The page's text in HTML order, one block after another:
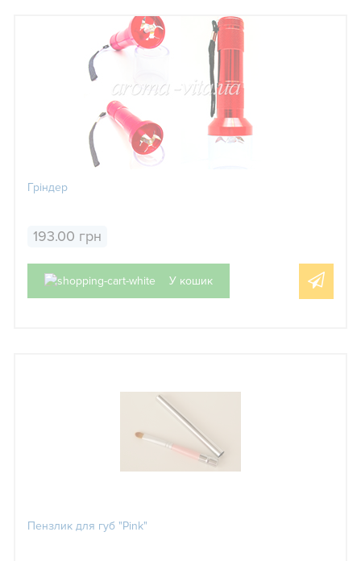
Гріндер
193.00 грн
У кошик
Пензлик для губ "Pink"